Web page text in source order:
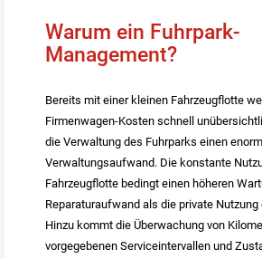
Warum ein Fuhrpark-
Management?
Bereits mit einer kleinen Fahrzeugflotte
Firmenwagen-Kosten schnell
die Verwaltung des Fuhrparks einen
Verwaltungsaufwand. Die konstante
Fahrzeugflotte bedingt einen höheren
Reparaturaufwand als die private Nutzung
Hinzu kommt die Überwachung von
vorgegebenen Serviceintervallen und